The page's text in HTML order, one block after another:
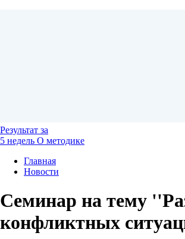
Результат за
5 недель О методике
Главная
Новости
Семинар на тему
конфликтных